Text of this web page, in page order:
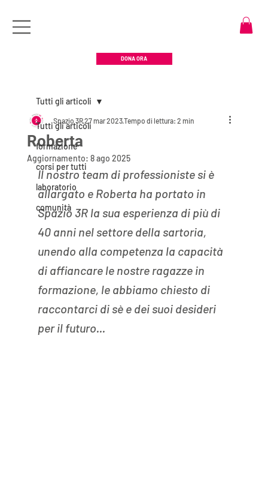
DONA ORA
Tutti gli articoli
formazione
corsi per tutti
laboratorio
comunità
Tutti gli articoli
Roberta
Spazio 3R27 mar 2023Tempo di lettura: 2 min
Aggiornamento: 8 ago 2025
Il nostro team di professioniste si è
allargato e Roberta ha portato in
Spazio 3R la sua esperienza di più di
40 anni nel settore della sartoria,
unendo alla competenza la capacità
di affiancare le nostre ragazze in
formazione, le abbiamo chiesto di
raccontarci di sè e dei suoi desideri
per il futuro...